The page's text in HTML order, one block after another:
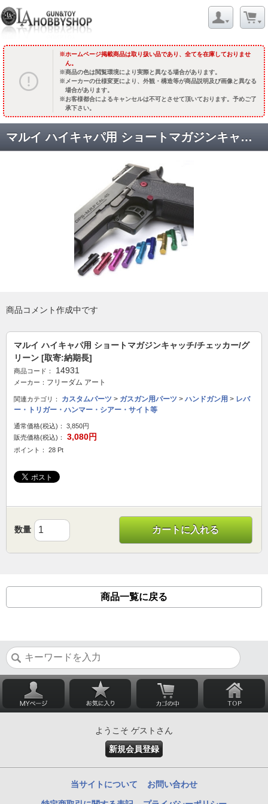
ホームページ掲載商品は取り扱い品であり、全てを在庫しておりませ
ん。
商品の色は閲覧環境により実際と異なる場合があります。
メーカーの仕様変更により、外観・構造等が商品説明及び画像と異なる
場合があります。
お客様都合によるキャンセルは不可とさせて頂いております。予めご了
承下さい。
マルイ ハイキャパ用 ショートマガジンキャッチ/チェッカー/グリーン [取寄:納期長]
商品コメント作成中です
マルイ ハイキャパ用 ショートマガジンキャッチ/チェッカー/グ
リーン [取寄:納期長]
商品コード： 14931
メーカー： フリーダム アート
関連カテゴリ： カスタムパーツ > ガスガン用パーツ > ハンドガン用 > レバ
ー・トリガー・ハンマー・シアー・サイト等
通常価格(税込)：
3,850円
販売価格(税込)：
3,080円
ポイント： 28 Pt
数量 カートに入れる
商品一覧に戻る
ようこそ ゲストさん
新規会員登録
当サイトについて お問い合わせ